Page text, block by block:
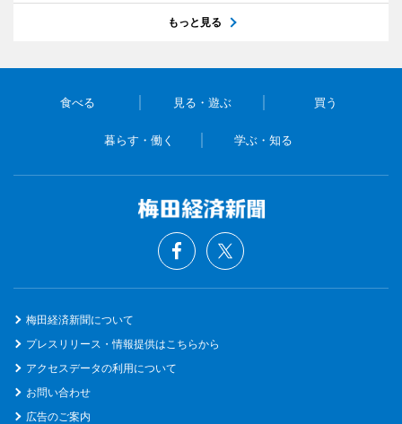
もっと見る
食べる 見る・遊ぶ 買う
暮らす・働く 学ぶ・知る
梅田経済新聞について
プレスリリース・情報提供はこちらから
アクセスデータの利用について
お問い合わせ
広告のご案内